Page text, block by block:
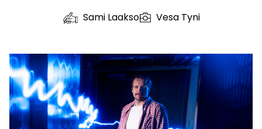
Sami Laakso Vesa Tyni